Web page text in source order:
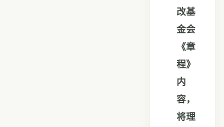
改基
金会
《章
程》
内
容，
将理